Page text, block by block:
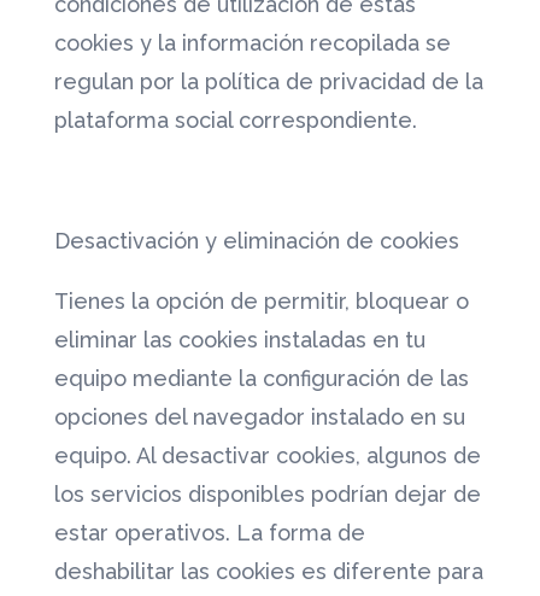
cookies y la información recopilada se
regulan por la política de privacidad de la
plataforma social correspondiente.
Desactivación y eliminación de cookies
Tienes la opción de permitir, bloquear o
eliminar las cookies instaladas en tu
equipo mediante la configuración de las
opciones del navegador instalado en su
equipo. Al desactivar cookies, algunos de
los servicios disponibles podrían dejar de
estar operativos. La forma de
deshabilitar las cookies es diferente para